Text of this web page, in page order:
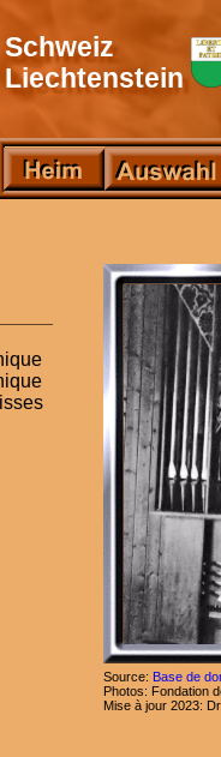
Source: Base de
Photos: Fondation
Mise à jour 2023:
Schweiz
Liechtenstein